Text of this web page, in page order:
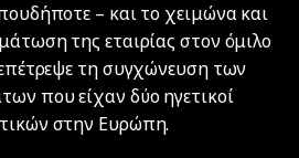
– και το χειμώνα και
της εταιρίας στον όμιλο
τη συγχώνευση των
που είχαν δύο ηγετικοί
στην Ευρώπη.